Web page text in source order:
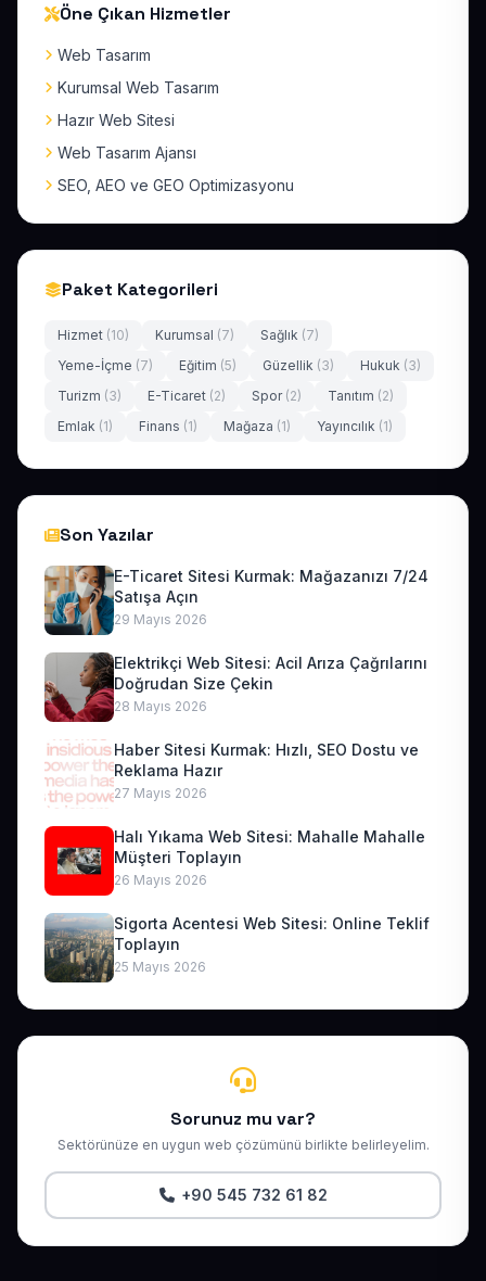
Öne Çıkan Hizmetler
Web Tasarım
Kurumsal Web Tasarım
Hazır Web Sitesi
Web Tasarım Ajansı
SEO, AEO ve GEO Optimizasyonu
Paket Kategorileri
Hizmet (10) Kurumsal (7) Sağlık (7)
Yeme-İçme (7) Eğitim (5) Güzellik (3) Hukuk (3)
Turizm (3) E-Ticaret (2) Spor (2) Tanıtım (2)
Emlak (1) Finans (1) Mağaza (1) Yayıncılık (1)
Son Yazılar
E-Ticaret Sitesi Kurmak: Mağazanızı 7/24
Satışa Açın
29 Mayıs 2026
Elektrikçi Web Sitesi: Acil Arıza Çağrılarını
Doğrudan Size Çekin
28 Mayıs 2026
Haber Sitesi Kurmak: Hızlı, SEO Dostu ve
Reklama Hazır
27 Mayıs 2026
Halı Yıkama Web Sitesi: Mahalle Mahalle
Müşteri Toplayın
26 Mayıs 2026
Sigorta Acentesi Web Sitesi: Online Teklif
Toplayın
25 Mayıs 2026
Sorunuz mu var?
Sektörünüze en uygun web çözümünü birlikte belirleyelim.
+90 545 732 61 82